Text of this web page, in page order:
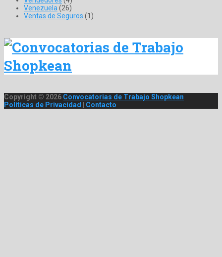
Venezuela (26)
Ventas de Seguros (1)
Copyright © 2026 Convocatorias de Trabajo Shopkean
Políticas de Privacidad
Contacto